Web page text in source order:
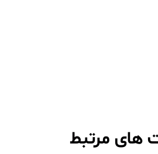
های مرتبط